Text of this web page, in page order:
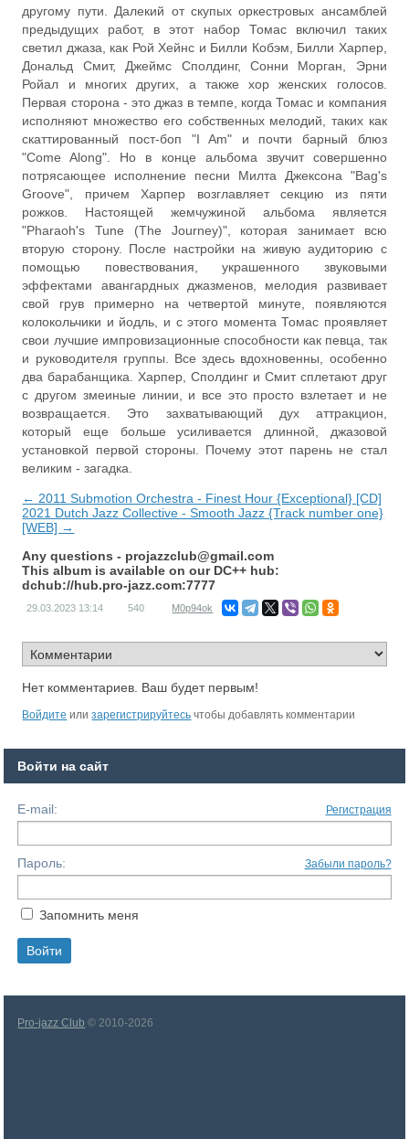
другому пути. Далекий от скупых оркестровых ансамблей
предыдущих работ, в этот набор Томас включил таких
светил джаза, как Рой Хейнс и Билли Кобэм, Билли Харпер,
Дональд Смит, Джеймс Сполдинг, Сонни Морган, Эрни
Ройал и многих других, а также хор женских голосов.
Первая сторона - это джаз в темпе, когда Томас и компания
исполняют множество его собственных мелодий, таких как
скаттированный пост-боп "I Am" и почти барный блюз
"Come Along". Но в конце альбома звучит совершенно
потрясающее исполнение песни Милта Джексона "Bag's
Groove", причем Харпер возглавляет секцию из пяти
рожков. Настоящей жемчужиной альбома является
"Pharaoh's Tune (The Journey)", которая занимает всю
вторую сторону. После настройки на живую аудиторию с
помощью повествования, украшенного звуковыми
эффектами авангардных джазменов, мелодия развивает
свой грув примерно на четвертой минуте, появляются
колокольчики и йодль, и с этого момента Томас проявляет
свои лучшие импровизационные способности как певца, так
и руководителя группы. Все здесь вдохновенны, особенно
два барабанщика. Харпер, Сполдинг и Смит сплетают друг
с другом змеиные линии, и все это просто взлетает и не
возвращается. Это захватывающий дух аттракцион,
который еще больше усиливается длинной, джазовой
установкой первой стороны. Почему этот парень не стал
великим - загадка.
← 2011 Submotion Orchestra - Finest Hour {Exceptional} [CD]
2021 Dutch Jazz Collective - Smooth Jazz {Track number one}
[WEB] →
Any questions - projazzclub@gmail.com
This album is available on our DC++ hub:
dchub://hub.pro-jazz.com:7777
29.03.2023 13:14 540 M0p94ok
Нет комментариев. Ваш будет первым!
Войдите илизарегистрируйтесь чтобы добавлять комментарии
Войти на сайт
E-mail: Регистрация
Пароль: Забыли пароль?
Запомнить меня
Pro-jazz Club © 2010-2026